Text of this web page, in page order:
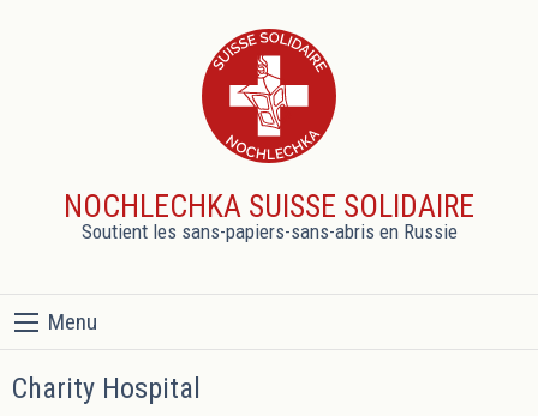
NOCHLECHKA SUISSE SOLIDAIRE
Soutient les sans-papiers-sans-abris en Russie
Menu
Charity Hospital